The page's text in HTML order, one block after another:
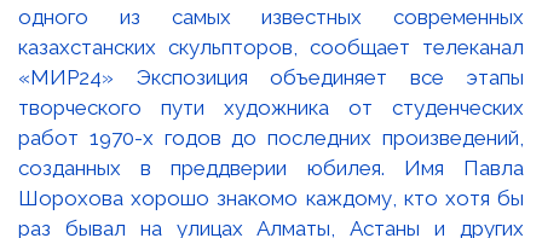
одного из самых известных современных
казахстанских скульпторов, сообщает телеканал
«МИР24» Экспозиция объединяет все этапы
творческого пути художника от студенческих
работ 1970-х годов до последних произведений,
созданных в преддверии юбилея. Имя Павла
Шорохова хорошо знакомо каждому, кто хотя бы
раз бывал на улицах Алматы, Астаны и других